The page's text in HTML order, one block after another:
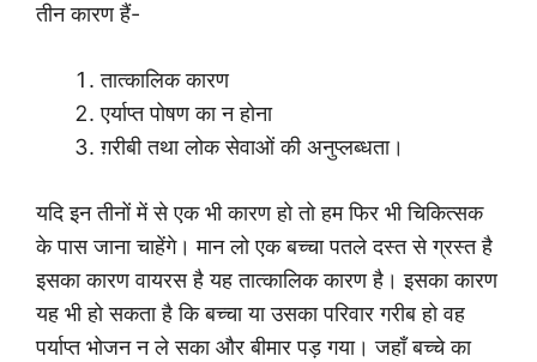
तीन कारण हैं-
तात्कालिक कारण
एर्याप्त पोषण का न होना
ग़रीबी तथा लोक सेवाओं की अनुप्लब्धता।
यदि इन तीनों में से एक भी कारण हो तो हम फिर भी चिकित्सक
के पास जाना चाहेंगे। मान लो एक बच्चा पतले दस्त से ग्रस्त है
इसका कारण वायरस है यह तात्कालिक कारण है। इसका कारण
यह भी हो सकता है कि बच्चा या उसका परिवार गरीब हो वह
पर्याप्त भोजन न ले सका और बीमार पड़ गया। जहाँ बच्चे का